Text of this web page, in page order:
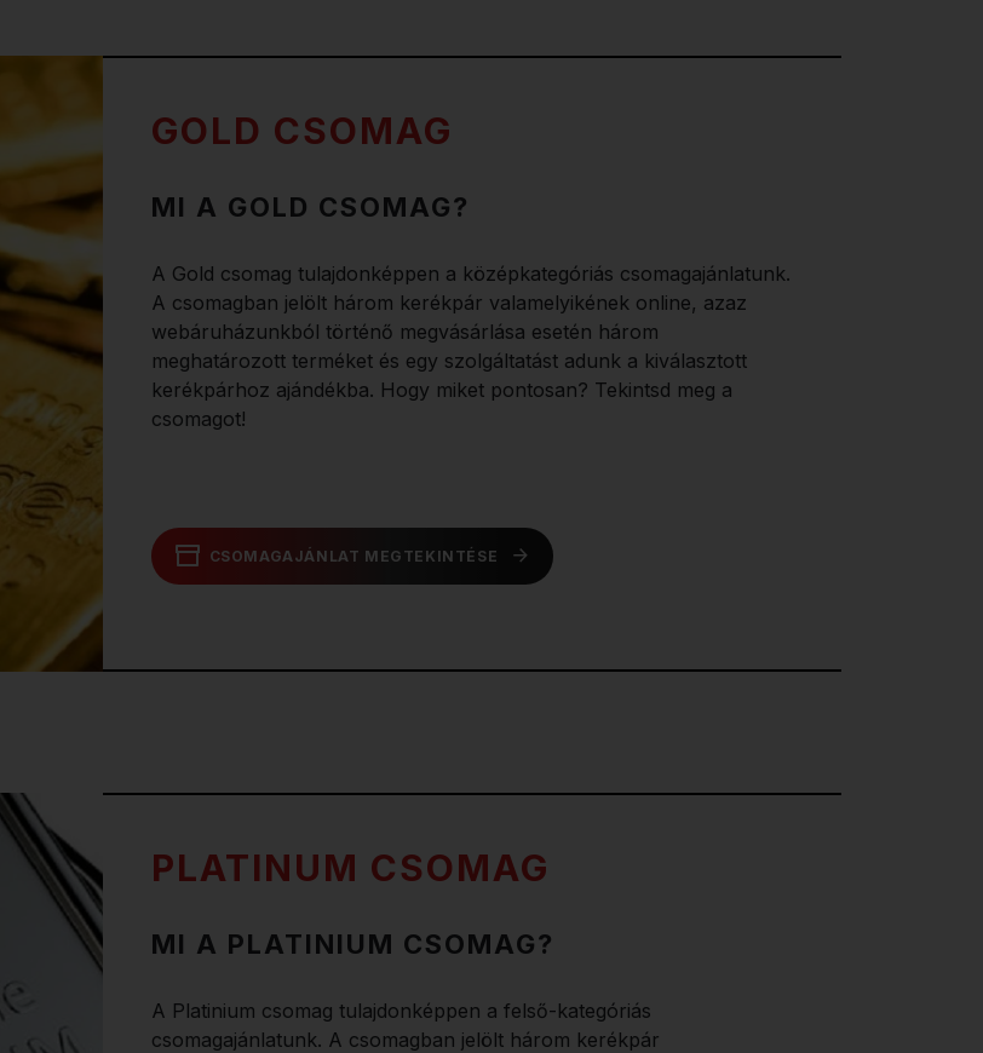
GOLD CSOMAG
MI A GOLD CSOMAG?
A Gold csomag tulajdonképpen a középkategóriás csomagajánlatunk.
A csomagban jelölt három kerékpár valamelyikének online, azaz
webáruházunkból történő megvásárlása esetén három
meghatározott terméket és egy szolgáltatást adunk a kiválasztott
kerékpárhoz ajándékba. Hogy miket pontosan? Tekintsd meg a
csomagot!
CSOMAGAJÁNLAT MEGTEKINTÉSE
PLATINUM CSOMAG
MI A PLATINIUM CSOMAG?
A Platinium csomag tulajdonképpen a felső-kategóriás
csomagajánlatunk. A csomagban jelölt három kerékpár